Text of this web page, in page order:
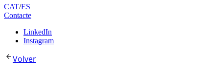
CAT/ES
Contacte
LinkedIn
Instagram
Volver